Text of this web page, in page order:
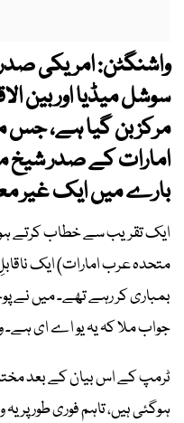
واشنگٹن: امریکی
سوشل میڈیا اور بین
مرکز بن گیا ہے، جس
امارات کے صدر شیخ
بارے میں ایک غیر
ایک تقریب سے خطاب کرتے
متحدہ عرب امارات) ایک
بمباری کر رہے تھے۔ میں نے
جواب ملا کہ یہ یو اے ای ہے۔
ٹرمپ کے اس بیان کے بعد
ہوگئی ہیں، تاہم فوری طور پر